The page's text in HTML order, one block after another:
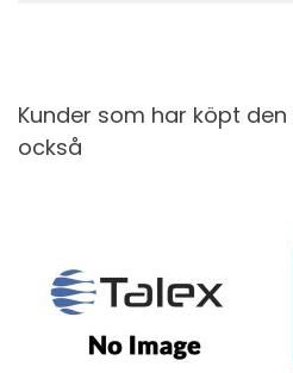
Kunder som har köpt
också